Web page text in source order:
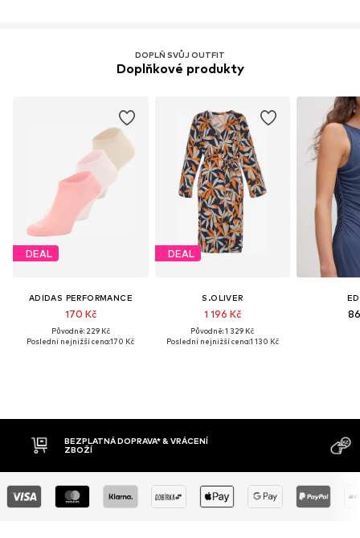
DOPLŇ SVŮJ OUTFIT
Doplňkové produkty
DEAL
ADIDAS PERFORMANCE
170 Kč
Původně: 229 Kč
Poslední nejnižší cena:170 Kč
DEAL
S.OLIVER
1 196 Kč
Původně: 1 329 Kč
Poslední nejnižší cena:1 130 Kč
DOBÍRKA